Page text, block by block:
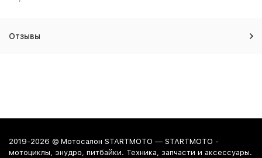
Отзывы
2019-2026 © Мотосалон STARTMOTO — STARTMOTO -
мотоциклы, энудро, питбайки. Техника, запчасти и аксессуары.